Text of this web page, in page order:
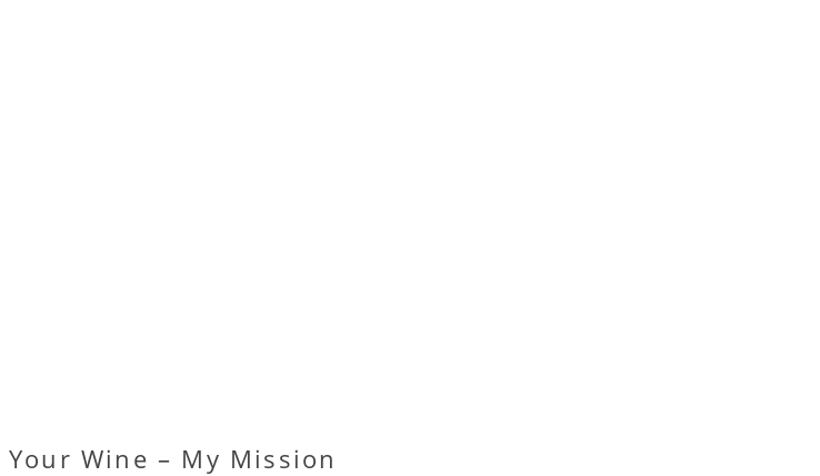
Your Wine – My Mission